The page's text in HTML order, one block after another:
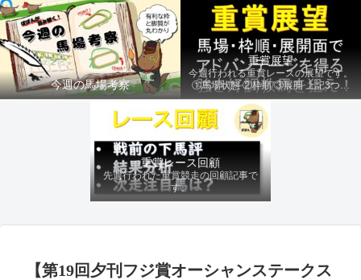
今週の馬場考察
重賞展望
今週行われる重賞レースの展望です。
①馬場状態 ②枠順 ③展開 上記3つの
ファクターから有利にレースを運べる
馬を導き、追い切りの動きを加味して
最終評価を下します。
重賞レース回顧
先週行われた重賞競走の回顧記事で
す。
【第19回夕刊フジ賞オーシャンステークス